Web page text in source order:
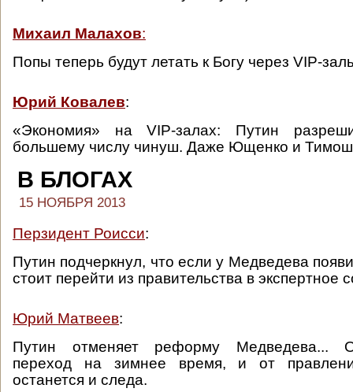
Михаил Малахов:
Попы теперь будут летать к Богу через VIP-
Юрий Ковалев:
«Экономия» на VIP-залах: Путин
большему числу чинуш. Даже Ющенко и
В БЛОГАХ
15 НОЯБРЯ 2013
Перзидент Роисси:
Путин подчеркнул, что если у Медведева
стоит перейти из правительства в экспертное
Юрий Матвеев:
Путин отменяет реформу Медведева...
переход на зимнее время, и от
останется и следа.